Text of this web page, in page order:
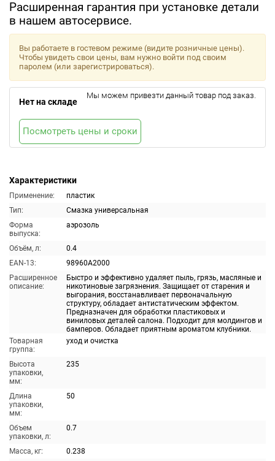
Расширенная гарантия при установке детали
в нашем автосервисе.
Характеристики
Применение:
пластик
Тип:
Смазка универсальная
Форма
выпуска:
аэрозоль
Объём, л:
0.4
EAN-13:
98960A2000
Расширенное
описание:
Быстро и эффективно удаляет пыль, грязь, масляные и
никотиновые загрязнения. Защищает от старения и
выгорания, восстанавливает первоначальную
структуру, обладает антистатическим эффектом.
Предназначен для обработки пластиковых и
виниловых деталей салона. Подходит для молдингов и
бамперов. Обладает приятным ароматом клубники.
Товарная
группа:
уход и очистка
Высота
упаковки,
мм:
235
Длина
упаковки,
мм:
50
Объем
упаковки, л:
0.7
Масса, кг:
0.238
Вы работаете в гостевом режиме (видите розничные цены).
Чтобы увидеть свои цены, вам нужно войти под своим
паролем (или зарегистрироваться).
Нет на складе
Мы можем привезти данный товар под заказ.
Посмотреть цены и сроки